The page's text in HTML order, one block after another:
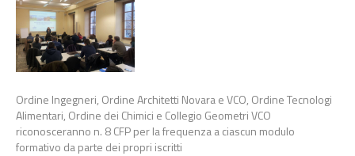
Ordine Ingegneri, Ordine Architetti Novara e VCO, Ordine Tecnologi
Alimentari, Ordine dei Chimici e Collegio Geometri VCO
riconosceranno n. 8 CFP per la frequenza a ciascun modulo
formativo da parte dei propri iscritti